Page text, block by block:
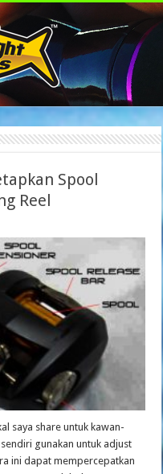
Spool
Reel
saya share untuk kawan-
gunakan untuk adjust
ini dapat mempercepatkan